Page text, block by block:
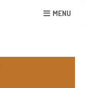
MENU